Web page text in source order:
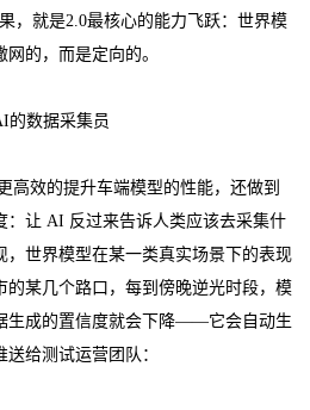
，就是2.0最核心的能力飞跃：世界模
的，而是定向的。
数据采集员
效的提升车端模型的性能，还做到
：让 AI 反过来告诉人类应该去采集什
，世界模型在某一类真实场景下的表现
某几个路口，每到傍晚逆光时段，模
生成的置信度就会下降——它会自动生
给测试运营团队：